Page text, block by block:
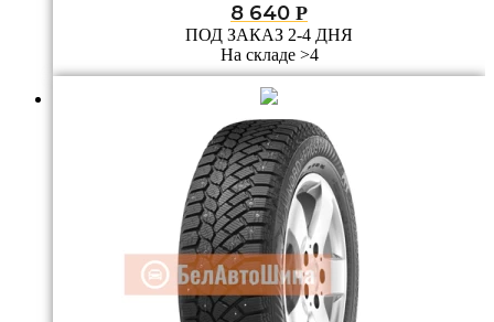
8 640 Р
ПОД ЗАКАЗ 2-4 ДНЯ
На складе >4